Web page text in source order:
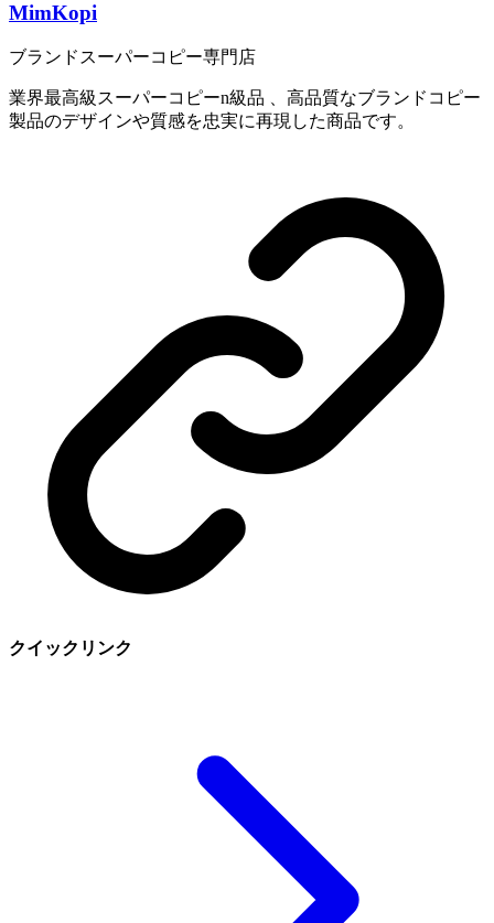
MimKopi
ブランドスーパーコピー専門店
業界最高級スーパーコピーn級品 、高品質なブランドコピー
製品のデザインや質感を忠実に再現した商品です。
クイックリンク